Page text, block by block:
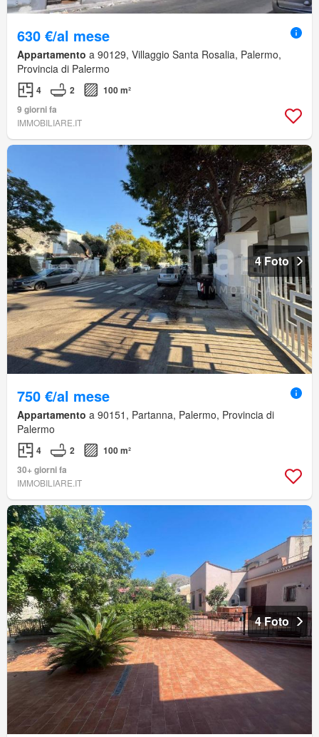
630 €/al mese
Appartamento a 90129, Villaggio Santa Rosalia, Palermo,
Provincia di Palermo
4 2
100 m²
9 giorni fa
IMMOBILIARE.IT
4 Foto
750 €/al mese
Appartamento a 90151, Partanna, Palermo, Provincia di
Palermo
4 2
100 m²
30+ giorni fa
IMMOBILIARE.IT
4 Foto